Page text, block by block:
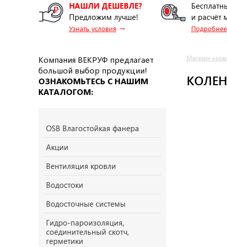
НАШЛИ ДЕШЕВЛЕ?
Предложим лучше!
Узнать условия →
и расчёт
Подробнее
Компания ВЕКРУФ предлагает
большой выбор продукции!
ОЗНАКОМЬТЕСЬ С НАШИМ
КАТАЛОГОМ:
OSB Влагостойкая фанера
Акции
Вентиляция кровли
Водостоки
Водосточные системы
Гидро-пароизоляция,
соединительный скотч,
герметики
Магазин